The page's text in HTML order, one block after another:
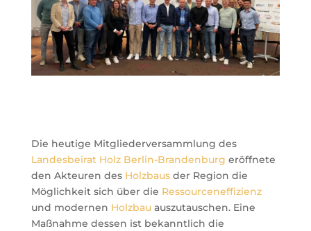
Die heutige Mitgliederversammlung des
Landesbeirat Holz Berlin-Brandenburg eröffnete
den Akteuren des Holzbaus der Region die
Möglichkeit sich über die Ressourceneffizienz
und modernen Holzbau auszutauschen. Eine
Maßnahme dessen ist bekanntlich die